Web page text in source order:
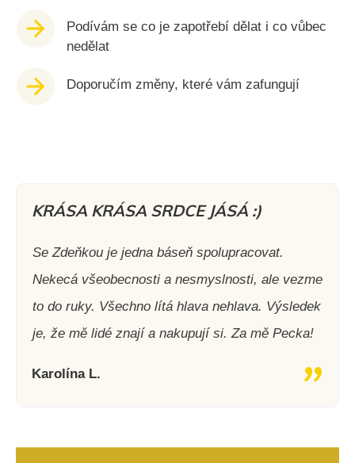
Podívám se co je zapotřebí dělat i co vůbec
nedělat
Doporučím změny, které vám zafungují
KRÁSA KRÁSA SRDCE JÁSÁ :)
Se Zdeňkou je jedna báseň spolupracovat.
Nekecá všeobecnosti a nesmyslnosti, ale vezme
to do ruky. Všechno lítá hlava nehlava. Výsledek
je, že mě lidé znají a nakupují si. Za mě Pecka!
Karolína L. "